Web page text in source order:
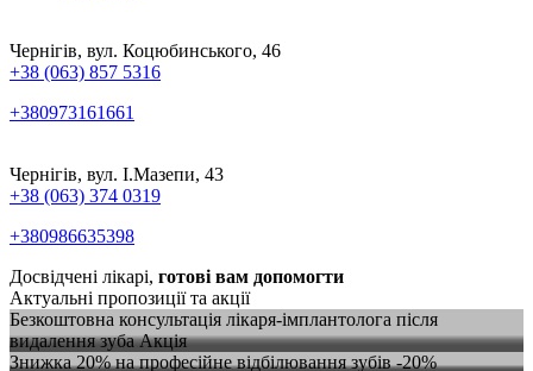
Чернігів, вул. Коцюбинського, 46
+38 (063) 857 5316
+380973161661
Чернігів, вул. І.Мазепи, 43
+38 (063) 374 0319
+380986635398
Досвідчені лікарі, готові вам допомогти
Актуальні пропозиції та акції
Безкоштовна консультація лікаря-імплантолога після
видалення зуба Акція
Знижка 20% на професійне відбілювання зубів -20%